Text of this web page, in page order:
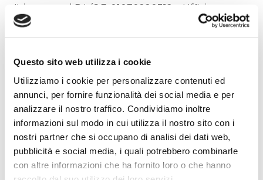
Questo sito web utilizza i cookie
Utilizziamo i cookie per personalizzare contenuti ed
annunci, per fornire funzionalità dei social media e per
analizzare il nostro traffico. Condividiamo inoltre
informazioni sul modo in cui utilizza il nostro sito con i
nostri partner che si occupano di analisi dei dati web,
pubblicità e social media, i quali potrebbero combinarle
con altre informazioni che ha fornito loro o che hanno
'Irisacqua srl P.I./C.F. 01070220312. - Ufficio
Tecnico
Oggetto:
UPS PER CENTRO ELABORAZIONE DATI
NETSYSRT2-9000K+EBM
Elenco operatori invitati:
Codice Fiscale:
Procedura di scelta:
Affidamento ai sensi del Regolamento Generale
Aziendale per Lavori Servizi e Forniture (art.238,
comma 7 d.lgs. 163/2006)